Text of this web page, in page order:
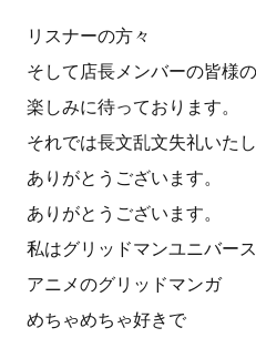
リスナーの方々
そして店長メンバーの皆様
楽しみに待っております。
それでは長文乱文失礼いたし
ありがとうございます。
ありがとうございます。
私はグリッドマンユニバー
アニメのグリッドマンガ
めちゃめちゃ好きで